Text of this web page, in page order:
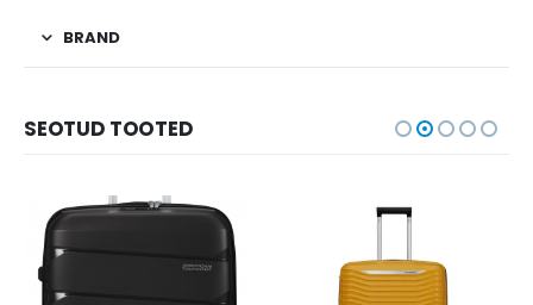
BRAND
SEOTUD TOOTED